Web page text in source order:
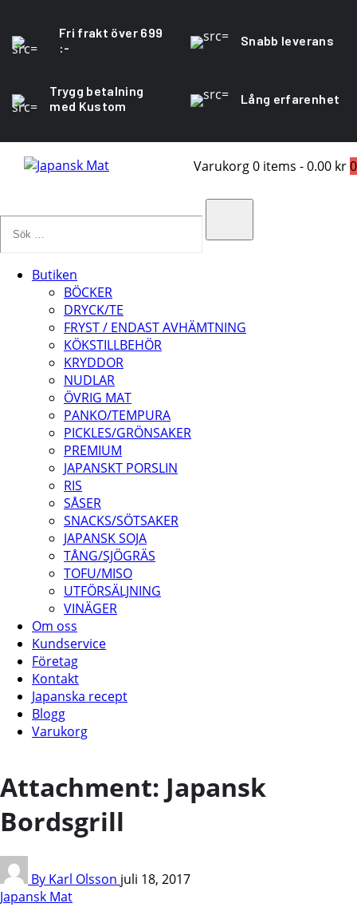
Fri frakt över 699
:-
Snabb leverans
Trygg betalning
med Kustom
Lång erfarenhet
Varukorg0 items -0.00 kr0
Butiken
BÖCKER
DRYCK/TE
FRYST / ENDAST AVHÄMTNING
KÖKSTILLBEHÖR
KRYDDOR
NUDLAR
ÖVRIG MAT
PANKO/TEMPURA
PICKLES/GRÖNSAKER
PREMIUM
JAPANSKT PORSLIN
RIS
SÅSER
SNACKS/SÖTSAKER
JAPANSK SOJA
TÅNG/SJÖGRÄS
TOFU/MISO
UTFÖRSÄLJNING
VINÄGER
Om oss
Kundservice
Företag
Kontakt
Japanska recept
Blogg
Varukorg
Attachment: Japansk
Bordsgrill
By Karl Olsson juli 18, 2017
Japansk Mat